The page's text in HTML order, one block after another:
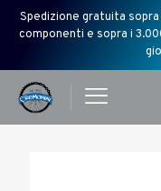
Spedizione gratuita
componenti e sopra i